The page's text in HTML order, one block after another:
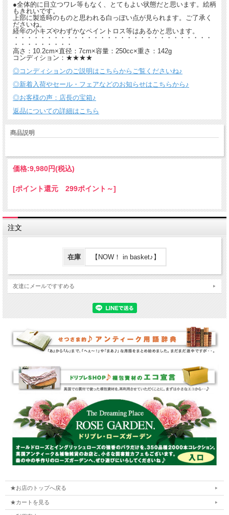
●全体的に目立つワレ等もなく、とてもよい状態だと思います。絵柄
もきれいです。
上部に製造時のものと思われる白っぽい点が見られます。ご了承く
ださいね。
経年の小キズやわずかなペイントロス等はあるかと思います。
・・・・・・・・・・・・・・・・・・・・・・・・・・・・・・
・・・・・・・・・
高さ：10.2cm×直径：7cm×容量：250cc×重さ：142g
コンディション：★★★★
◎コンディションのご説明はこちらからご覧くださいね♪
◎新着入荷やセール・フェアなどのお知らせはこちらから♪
◎お客様の声：店長の宝箱♪
返品についての詳細はこちら
商品説明
価格:9,980円(税込)
[ポイント還元 299ポイント～]
注文
在庫 【NOW！ in basket♪】
友達にメールですすめる
★お店のトップへ戻る
★カートを見る